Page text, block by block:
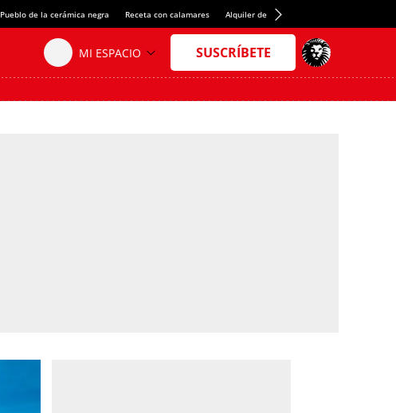
Pueblo de la cerámica negra Receta con calamares Alquiler de habitaciones en España